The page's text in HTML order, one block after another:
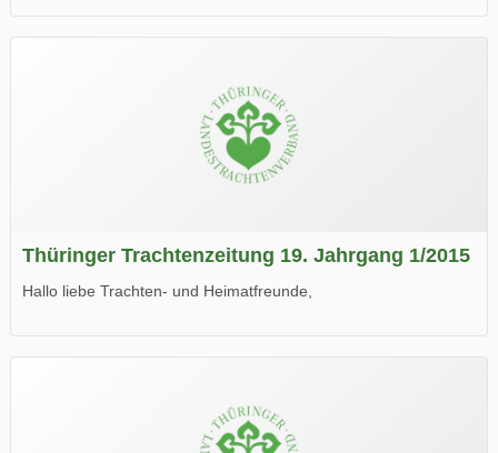
Wir wünschen Euch viel Spaß beim Lesen.
Thüringer Trachtenzeitung 19. Jahrgang 1/2015
Hallo liebe Trachten- und Heimatfreunde,
Wir wünschen Euch viel Spaß beim Lesen.